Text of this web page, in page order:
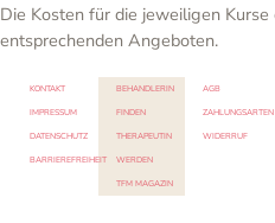
Die Kosten für die jeweiligen
entsprechenden Angeboten.
KONTAKT
IMPRESSUM
DATENSCHUTZ
BARRIEREFREIHEIT
BEHANDLERIN
FINDEN
THERAPEUTIN
WERDEN
TFM MAGAZIN
AGB
ZAHLUNGSARTEN
WIDERRUF